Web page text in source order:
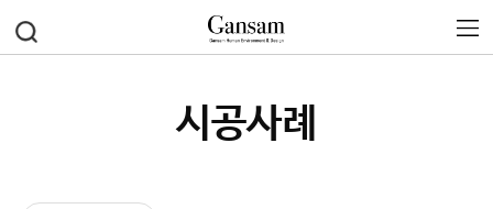
시공사례